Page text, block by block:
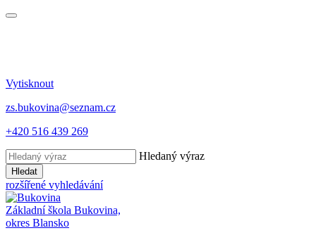
Vytisknout
zs.bukovina@seznam.cz
+420 516 439 269
Hledaný výraz
Hledat
rozšířené vyhledávání
Základní škola Bukovina,
okres Blansko